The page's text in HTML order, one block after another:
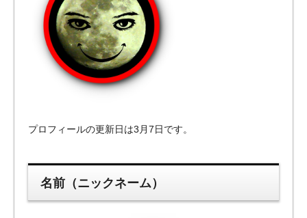
プロフィールの更新日は3月7日です。
名前（ニックネーム）